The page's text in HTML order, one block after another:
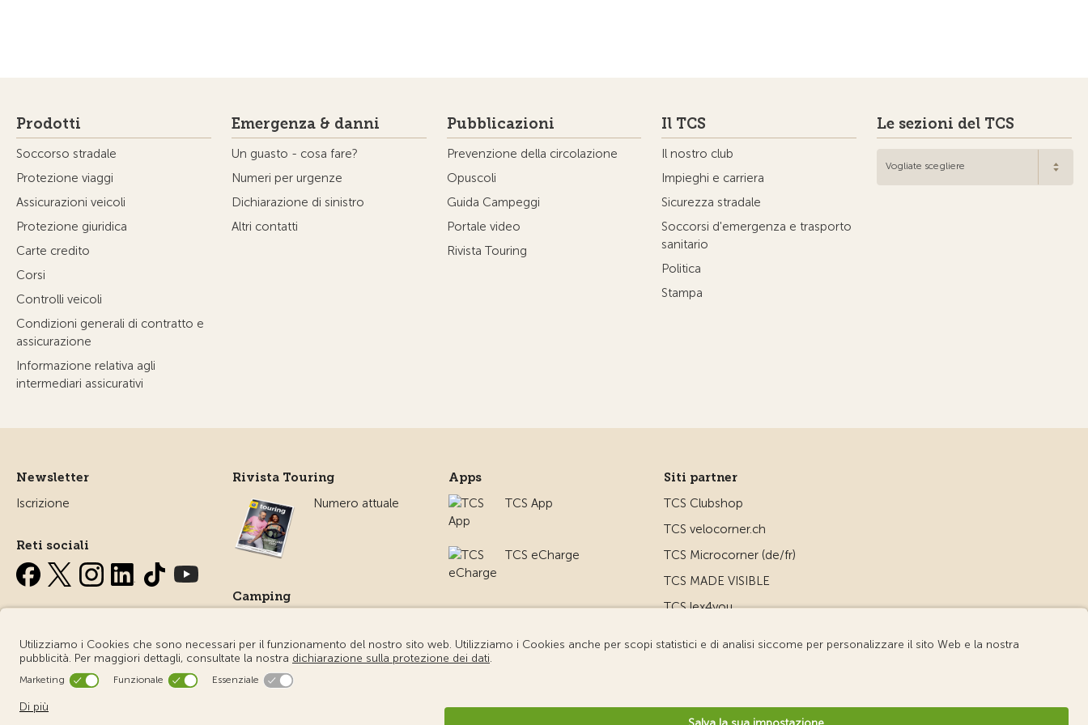
Prodotti
Soccorso stradale
Protezione viaggi
Assicurazioni veicoli
Protezione giuridica
Carte credito
Corsi
Controlli veicoli
Condizioni generali di contratto e
assicurazione
Informazione relativa agli
intermediari assicurativi
Emergenza & danni
Un guasto - cosa fare?
Numeri per urgenze
Dichiarazione di sinistro
Altri contatti
Pubblicazioni
Prevenzione della circolazione
Opuscoli
Guida Campeggi
Portale video
Rivista Touring
Il TCS
Il nostro club
Impieghi e carriera
Sicurezza stradale
Soccorsi d'emergenza e trasporto
sanitario
Politica
Stampa
Le sezioni del TCS
Vogliate scegliere
Newsletter
Iscrizione
Reti sociali
Rivista Touring
Numero attuale
Camping
campeggio
Apps
TCS App
TCS eCharge
Siti partner
TCS Clubshop
TCS velocorner.ch
TCS Microcorner (de/fr)
TCS MADE VISIBLE
TCS lex4you